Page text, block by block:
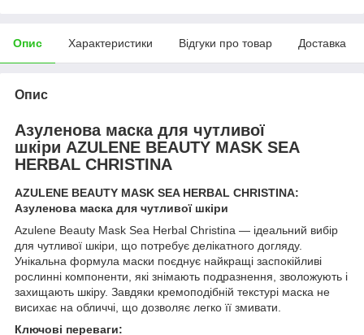
Опис Характеристики Відгуки про товар Доставка
Опис
Азуленова маска для чутливої
шкіри AZULENE BEAUTY MASK SEA
HERBAL CHRISTINA
AZULENE BEAUTY MASK SEA HERBAL CHRISTINA:
Азуленова маска для чутливої шкіри
Azulene Beauty Mask Sea Herbal Christina — ідеальний вибір
для чутливої шкіри, що потребує делікатного догляду.
Унікальна формула маски поєднує найкращі заспокійливі
рослинні компоненти, які знімають подразнення, зволожують і
захищають шкіру. Завдяки кремоподібній текстурі маска не
висихає на обличчі, що дозволяє легко її змивати.
Ключові переваги: